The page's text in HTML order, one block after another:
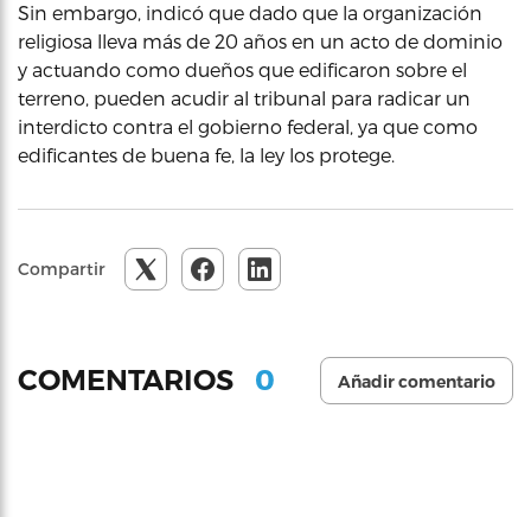
Sin embargo, indicó que dado que la organización
religiosa lleva más de 20 años en un acto de dominio
y actuando como dueños que edificaron sobre el
terreno, pueden acudir al tribunal para radicar un
interdicto contra el gobierno federal, ya que como
edificantes de buena fe, la ley los protege.
Compartir
COMENTARIOS 0 Añadir comentario